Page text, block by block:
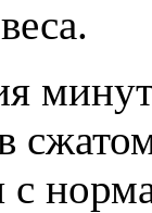
с